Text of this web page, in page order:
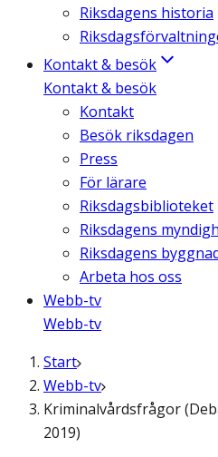
Riksdagens historia
Kontakt & besök
Kontakt & besök
Kontakt
Besök riksdagen
Press
För lärare
Riksdagsbiblioteket
Riksdagens
Riksdagens
Arbeta hos oss
Webb-tv
Webb-tv
Start
Webb-tv
Kriminalvårdsfrågor
2019)